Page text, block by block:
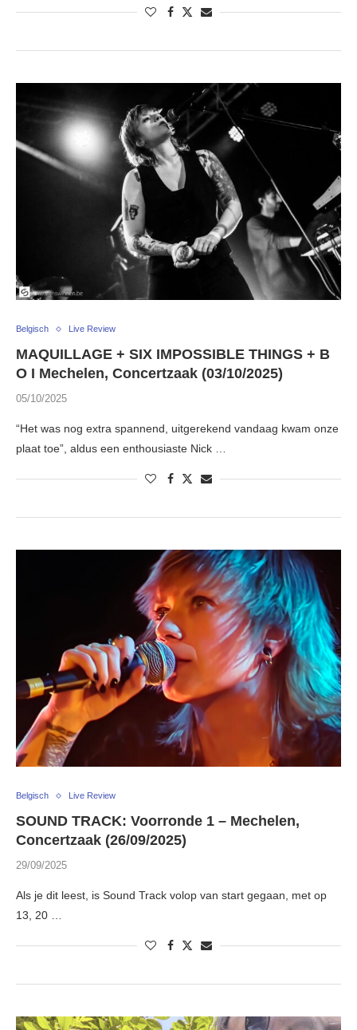
Belgisch Live Review
MAQUILLAGE + SIX IMPOSSIBLE THINGS + B
O I Mechelen, Concertzaak (03/10/2025)
05/10/2025
“Het was nog extra spannend, uitgerekend vandaag kwam onze
plaat toe”, aldus een enthousiaste Nick …
Belgisch Live Review
SOUND TRACK: Voorronde 1 – Mechelen,
Concertzaak (26/09/2025)
29/09/2025
Als je dit leest, is Sound Track volop van start gegaan, met op
13, 20 …